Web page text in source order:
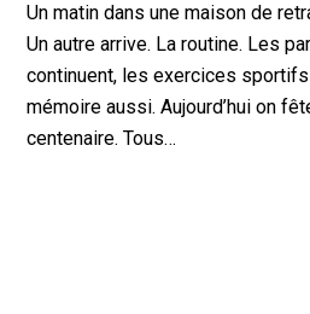
Un matin dans une maison de
Un autre arrive. La routine. Les
continuent, les exercices
mémoire aussi. Aujourd’hui on
centenaire. Tous…